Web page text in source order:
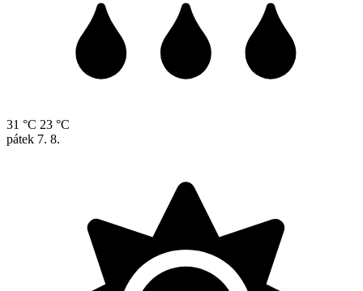
31 °C 23 °C
pátek 7. 8.